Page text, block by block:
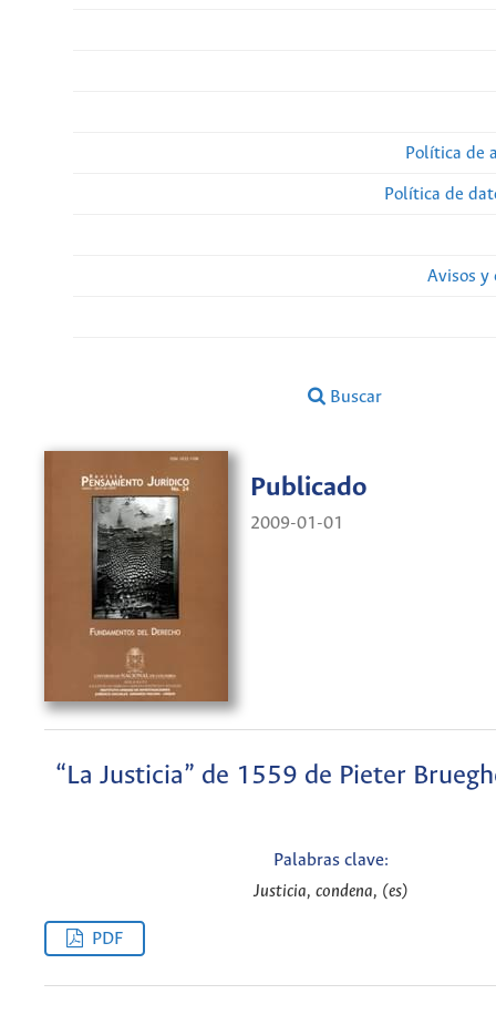
Política de
Política de
Avisos y
Buscar
Publicado
2009-01-01
“La Justicia” de 1559 de Pieter
Palabras clave:
Justicia, condena, (es)
PDF